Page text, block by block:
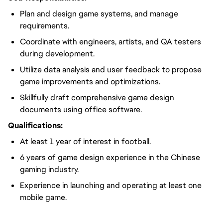
Plan and design game systems, and manage
requirements.
Coordinate with engineers, artists, and QA testers
during development.
Utilize data analysis and user feedback to propose
game improvements and optimizations.
Skillfully draft comprehensive game design
documents using office software.
Qualifications:
At least 1 year of interest in football.
6 years of game design experience in the Chinese
gaming industry.
Experience in launching and operating at least one
mobile game.